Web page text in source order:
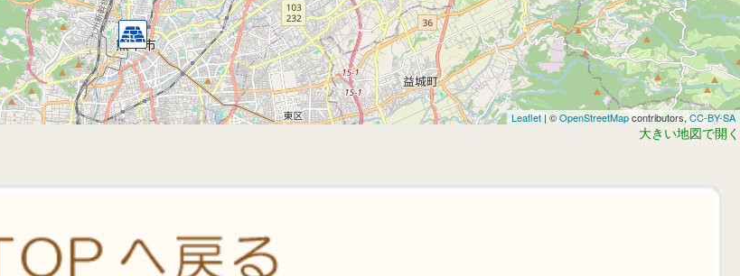
Leaflet | ©OpenStreetMapcontributors,CC-BY-SA
大きい地図で開く